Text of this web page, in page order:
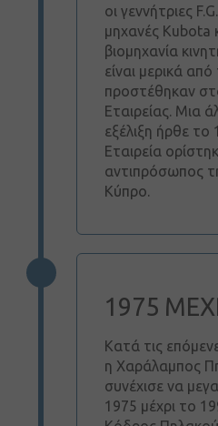
οι γεννήτριες
μηχανές Kubota
βιομηχανία
είναι μερικά
προστέθηκαν
Εταιρείας. Μια
εξέλιξη ήρθε το
Εταιρεία
αντιπρόσωπος
Κύπρο.
1975
Κατά τις
η Χαράλαμπος
συνέχισε να
1975 μέχρι το